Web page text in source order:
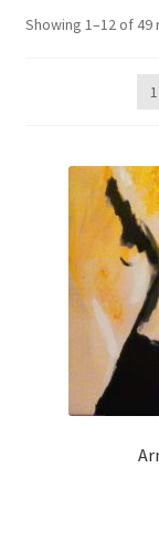
Leinwände
Zeichnen/
Papier
Linoldruck
Zubehör
Bücher
Showing 1–12 of 49
1